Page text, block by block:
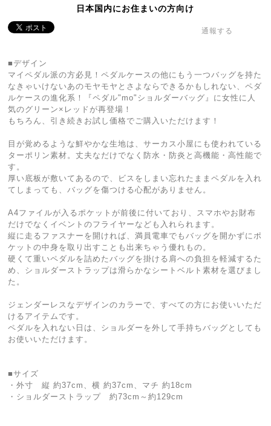
日本国内にお住まいの方向け
通報する
■デザイン
マイペダル派の方必見！ペダルケースの他にもう一つバッグを持た
なきゃいけないあのモヤモヤとさよならできるかもしれない、ペダ
ルケースの進化系！『ペダル"mo"ショルダーバッグ』に女性に人
気のグリーン×レッドが再登場！
もちろん、引き続きお試し価格でご購入いただけます！
目が覚めるような鮮やかな生地は、サーカス小屋にも使われている
ターポリン素材。丈夫なだけでなく防水・防炎と高機能・高性能で
す。
厚い底板が敷いてあるので、ビスをしまい忘れたままペダルを入れ
てしまっても、バッグを傷つける心配がありません。
A4ファイルが入るポケットが前後に付いており、スマホやお財布
だけでなくイベントのフライヤーなども入れられます。
縦に走るファスナーを開ければ、満員電車でもバッグを開かずにポ
ケットの中身を取り出すことも出来ちゃう優れもの。
硬くて重いペダルを詰めたバッグを掛ける肩への負担を軽減するた
め、ショルダーストラップは滑らかなシートベルト素材を選びまし
た。
ジェンダーレスなデザインのカラーで、すべての方にお使いいただ
けるアイテムです。
ペダルを入れない日は、ショルダーを外して手持ちバッグとしても
お使いいただけます。
■サイズ
・外寸 縦 約37cm、横 約37cm、マチ 約18cm
・ショルダーストラップ 約73cm～約129cm